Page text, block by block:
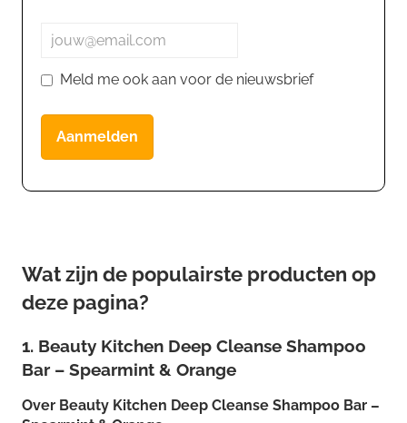
Meld me ook aan voor de nieuwsbrief
Aanmelden
Wat zijn de populairste producten op
deze pagina?
1. Beauty Kitchen Deep Cleanse Shampoo
Bar – Spearmint & Orange
Over Beauty Kitchen Deep Cleanse Shampoo Bar –